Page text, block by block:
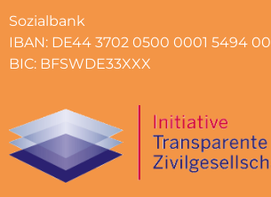
Sozialbank
IBAN: DE44 3702 0500 0001 5494 00
BIC: BFSWDE33XXX